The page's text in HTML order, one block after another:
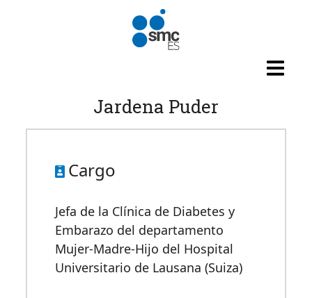
Pasar al contenido principal
Jardena Puder
Cargo
Jefa de la Clínica de Diabetes y
Embarazo del departamento
Mujer-Madre-Hijo del Hospital
Universitario de Lausana (Suiza)